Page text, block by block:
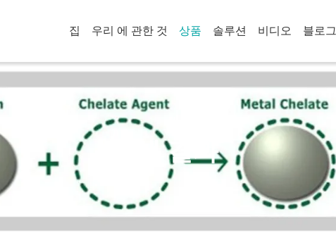
집 우리 에 관한 것 상품 솔루션 비디오 블로그
검색 결과